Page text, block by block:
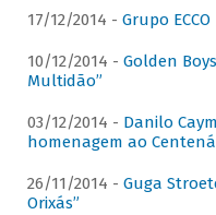
17/12/2014 - Grupo
10/12/2014 - Golden
Multidão”
03/12/2014 - Danilo
homenagem ao
26/11/2014 - Guga
Orixás”